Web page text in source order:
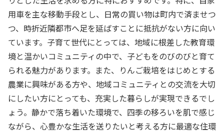
用車を主な移動手段とし、日常の買い物は町内で済ませつ
つ、時折近隣都市へ足を延ばすことに抵抗がない方に向い
ています。子育て世代にとっては、地域に根差した教育環
境と温かいコミュニティの中で、子どもをのびのびと育て
られる魅力があります。また、りんご栽培をはじめとする
農業に興味がある方や、地域コミュニティとの交流を大切
にしたい方にとっても、充実した暮らしが実現できるでし
ょう。静かで落ち着いた環境で、四季の移ろいを肌で感じ
ながら、心豊かな生活を送りたいと考える方に最適な住環